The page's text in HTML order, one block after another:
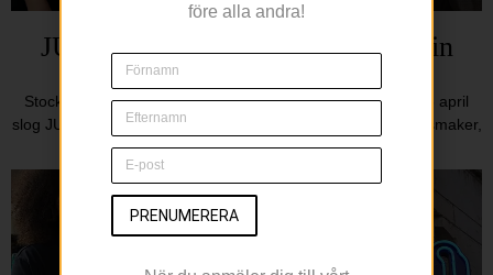
JUNO – Medelhavspuls och genuin
värme på Kungsholmen
Stockholm har fått en ny kvarterskrog med ambition. Den 3 april
slog JUNO upp portarna, ett medelhavsbrasseri där rustika smaker,
varm stämning och ett levande
före alla andra!
PRENUMERERA